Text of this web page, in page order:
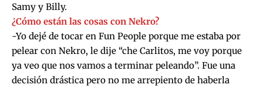
Samy y Billy.
¿Cómo están las cosas con Nekro?
-Yo dejé de tocar en Fun People porque me estaba por
pelear con Nekro, le dije “che Carlitos, me voy porque
ya veo que nos vamos a terminar peleando”. Fue una
decisión drástica pero no me arrepiento de haberla